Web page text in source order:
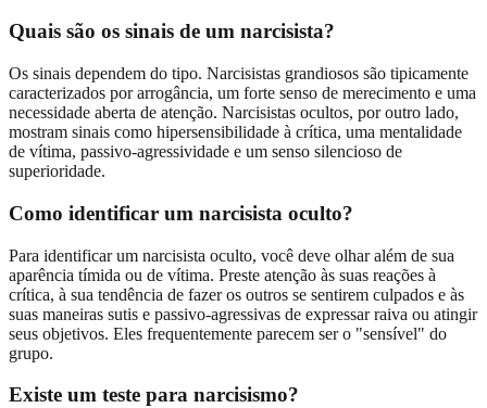
Quais são os sinais de um narcisista?
Os sinais dependem do tipo. Narcisistas grandiosos são tipicamente
caracterizados por arrogância, um forte senso de merecimento e uma
necessidade aberta de atenção. Narcisistas ocultos, por outro lado,
mostram sinais como hipersensibilidade à crítica, uma mentalidade
de vítima, passivo-agressividade e um senso silencioso de
superioridade.
Como identificar um narcisista oculto?
Para identificar um narcisista oculto, você deve olhar além de sua
aparência tímida ou de vítima. Preste atenção às suas reações à
crítica, à sua tendência de fazer os outros se sentirem culpados e às
suas maneiras sutis e passivo-agressivas de expressar raiva ou atingir
seus objetivos. Eles frequentemente parecem ser o "sensível" do
grupo.
Existe um teste para narcisismo?